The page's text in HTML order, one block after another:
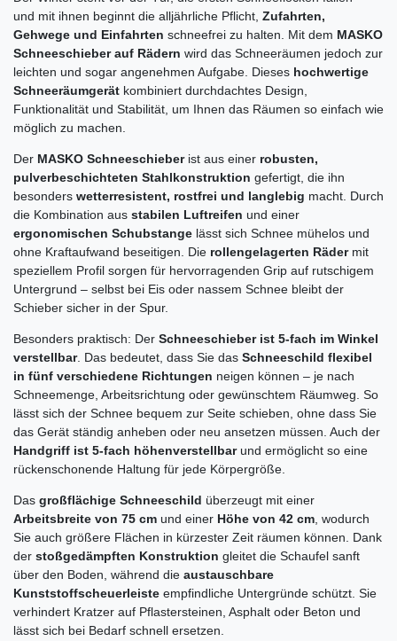
und mit ihnen beginnt die alljährliche Pflicht, Zufahrten,
Gehwege und Einfahrten schneefrei zu halten. Mit dem MASKO
Schneeschieber auf Rädern wird das Schneeräumen jedoch zur
leichten und sogar angenehmen Aufgabe. Dieses hochwertige
Schneeräumgerät kombiniert durchdachtes Design,
Funktionalität und Stabilität, um Ihnen das Räumen so einfach wie
möglich zu machen.
Der MASKO Schneeschieberist aus einer robusten,
pulverbeschichteten Stahlkonstruktion gefertigt, die ihn
besonders wetterresistent, rostfrei und langlebig macht. Durch
die Kombination aus stabilen Luftreifen und einer
ergonomischen Schubstange lässt sich Schnee mühelos und
ohne Kraftaufwand beseitigen. Die rollengelagerten Rädermit
speziellem Profil sorgen für hervorragenden Grip auf rutschigem
Untergrund – selbst bei Eis oder nassem Schnee bleibt der
Schieber sicher in der Spur.
Besonders praktisch: Der Schneeschieber ist 5-fach im Winkel
verstellbar. Das bedeutet, dass Sie das Schneeschild flexibel
in fünf verschiedene Richtungen neigen können – je nach
Schneemenge, Arbeitsrichtung oder gewünschtem Räumweg. So
lässt sich der Schnee bequem zur Seite schieben, ohne dass Sie
das Gerät ständig anheben oder neu ansetzen müssen. Auch der
Handgriff ist 5-fach höhenverstellbarund ermöglicht so eine
rückenschonende Haltung für jede Körpergröße.
Das großflächige Schneeschild überzeugt mit einer
Arbeitsbreite von 75 cm und einer Höhe von 42 cm , wodurch
Sie auch größere Flächen in kürzester Zeit räumen können. Dank
der stoßgedämpften Konstruktion gleitet die Schaufel sanft
über den Boden, während die austauschbare
Kunststoffscheuerleiste empfindliche Untergründe schützt. Sie
verhindert Kratzer auf Pflastersteinen, Asphalt oder Beton und
lässt sich bei Bedarf schnell ersetzen.